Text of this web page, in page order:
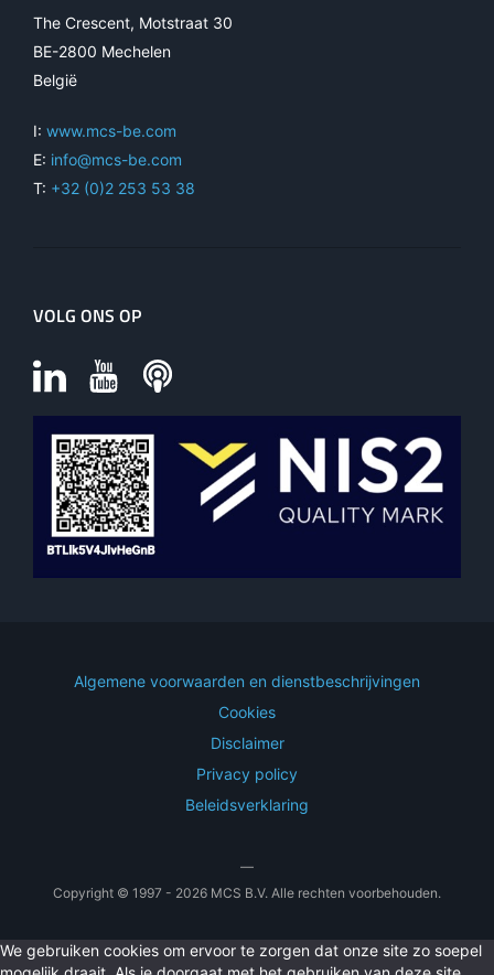
The Crescent, Motstraat 30
BE-2800 Mechelen
België
I: www.mcs-be.com
E: info@mcs-be.com
T: +32 (0)2 253 53 38
VOLG ONS OP
Algemene voorwaarden en dienstbeschrijvingen
Cookies
Disclaimer
Privacy policy
Beleidsverklaring
—
Copyright © 1997 - 2026 MCS B.V. Alle rechten voorbehouden.
We gebruiken cookies om ervoor te zorgen dat onze site zo soepel